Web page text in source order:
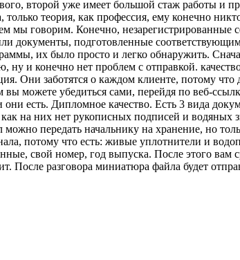
второй уже имеет большой стаж работы и
теория, как профессия, ему конечно
говорим. Конечно, незарегистрированные
документы, подготовленные
их было просто и легко обнаружить.
и конечно нет проблем с отправкой.
Они заботятся о каждом клиенте, потому
можете убедиться сами, перейдя по веб-
есть. Дипломное качество. Есть 3 вида
на них нет рукописных подписей и
передать начальнику на хранение, но
потому что есть: живые уплотнители и
свой номер, год выпуска. После этого вам
После разговора миниатюра файла будет